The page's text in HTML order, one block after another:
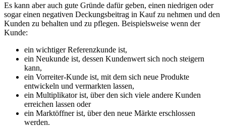
Es kann aber auch gute Gründe dafür geben, einen niedrigen oder
sogar einen negativen Deckungsbeitrag in Kauf zu nehmen und den
Kunden zu behalten und zu pflegen. Beispielsweise wenn der
Kunde:
ein wichtiger Referenzkunde ist,
ein Neukunde ist, dessen Kundenwert sich noch steigern
kann,
ein Vorreiter-Kunde ist, mit dem sich neue Produkte
entwickeln und vermarkten lassen,
ein Multiplikator ist, über den sich viele andere Kunden
erreichen lassen oder
ein Marktöffner ist, über den neue Märkte erschlossen
werden.